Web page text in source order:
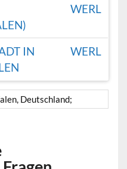
WERL
IN
WERL
Deutschland;